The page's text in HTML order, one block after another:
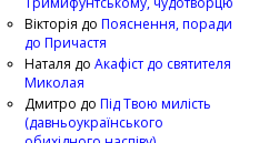
Вікторія до Пояснення, поради
до Причастя
Наталя до Акафіст до святителя
Миколая
Дмитро до Під Твою милість
(давньоукраїнського